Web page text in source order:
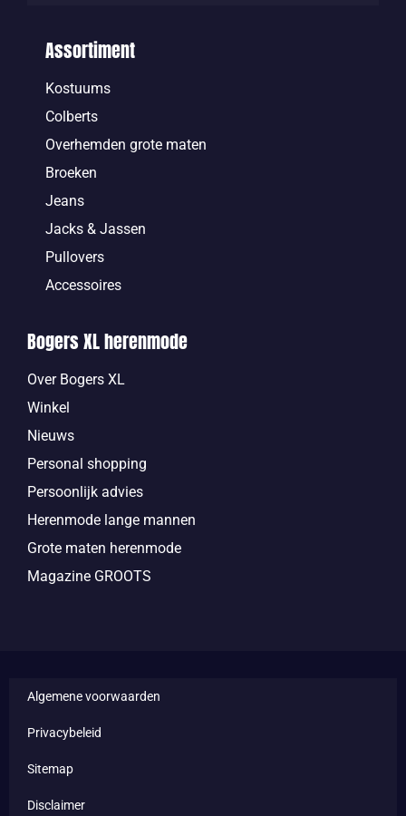
Assortiment
Kostuums
Colberts
Overhemden grote maten
Broeken
Jeans
Jacks & Jassen
Pullovers
Accessoires
Bogers XL herenmode
Over Bogers XL
Winkel
Nieuws
Personal shopping
Persoonlijk advies
Herenmode lange mannen
Grote maten herenmode
Magazine GROOTS
Algemene voorwaarden
Privacybeleid
Sitemap
Disclaimer